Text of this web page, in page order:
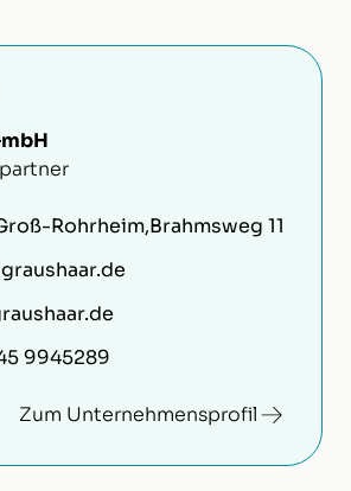
Rohrheim,Brahmsweg 11
9945289
Zum Unternehmensprofil